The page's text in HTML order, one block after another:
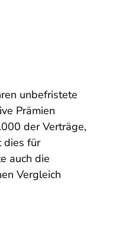
unbefristete
Prämien
der Verträge,
dies für
auch die
Vergleich